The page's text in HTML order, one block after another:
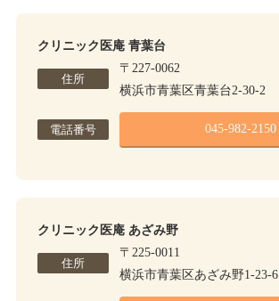
クリニック医庵 青葉台
住所
〒227-0062
横浜市青葉区青葉台2-30-2
電話番号 045-982-2150
クリニック医庵 あざみ野
住所
〒225-0011
横浜市青葉区あざみ野1-23-6